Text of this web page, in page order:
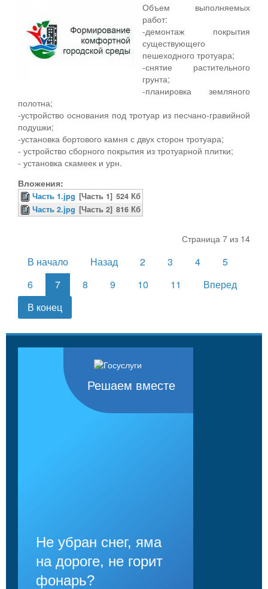
Объем выполняемых
работ:
-демонтаж покрытия
существующего
пешеходного тротуара;
-снятие растительного
грунта;
-планировка земляного
полотна;
-устройство основания под тротуар из песчано-гравийной
подушки;
-установка бортового камня с двух сторон тротуара;
- устройство сборного покрытия из тротуарной плитки;
- установка скамеек и урн.
Вложения:
Часть 1.jpg [Часть 1] 524 Кб
Часть 2.jpg [Часть 2] 816 Кб
Страница 7 из 14
В начало Назад 2 3 4
5
6
7 8 9 10 11
Вперед
В конец
Решаем вместе
Не убран снег, яма
на дороге, не горит
фонарь?